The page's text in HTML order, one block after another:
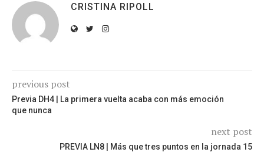
CRISTINA RIPOLL
previous post
Previa DH4 | La primera vuelta acaba con más emoción
que nunca
next post
PREVIA LN8 | Más que tres puntos en la jornada 15